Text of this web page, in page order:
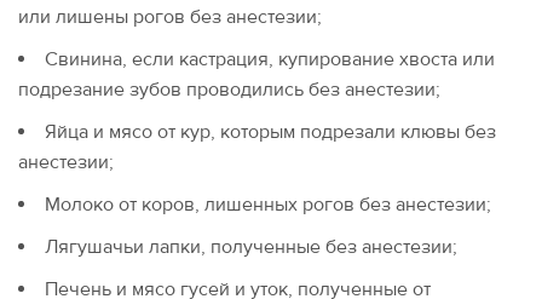
или лишены рогов без анестезии;
Свинина, если кастрация, купирование хвоста или
подрезание зубов проводились без анестезии;
Яйца и мясо от кур, которым подрезали клювы без
анестезии;
Молоко от коров, лишенных рогов без анестезии;
Лягушачьи лапки, полученные без анестезии;
Печень и мясо гусей и уток, полученные от